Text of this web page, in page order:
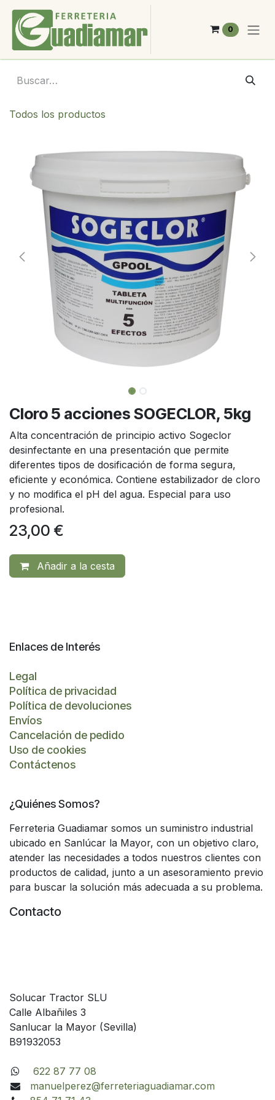
Ir al contenido
0
Todos los productos
Cloro 5 acciones SOGECLOR, 5kg
Alta concentración de principio activo Sogeclor
desinfectante en una presentación que permite
diferentes tipos de dosificación de forma segura,
eficiente y económica. Contiene estabilizador de cloro
y no modifica el pH del agua. Especial para uso
profesional.
23,00 €
Añadir a la cesta
Enlaces de Interés
Legal
Política de privacidad
Política de devoluciones
Envíos
Cancelación de pedido
Uso de cookies
Contáctenos
¿Quiénes Somos?
Ferreteria Guadiamar somos un suministro industrial
ubicado en Sanlúcar la Mayor, con un objetivo claro,
atender las necesidades a todos nuestros clientes con
productos de calidad, junto a un asesoramiento previo
para buscar la solución más adecuada a su problema.
Contacto
Solucar Tractor SLU
Calle Albañiles 3
Sanlucar la Mayor (Sevilla)
B91932053
622 87 77 08
manuelperez@ferreteriaguadiamar.com